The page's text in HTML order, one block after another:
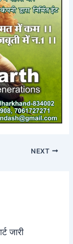
NEXT
जारी